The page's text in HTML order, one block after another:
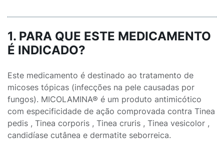
1. PARA QUE ESTE MEDICAMENTO
É INDICADO?
Este medicamento é destinado ao tratamento de
micoses tópicas (infecções na pele causadas por
fungos). MICOLAMINA® é um produto antimicótico
com especificidade de ação comprovada contra Tinea
pedis , Tinea corporis , Tinea cruris , Tinea vesicolor ,
candidíase cutânea e dermatite seborreica.